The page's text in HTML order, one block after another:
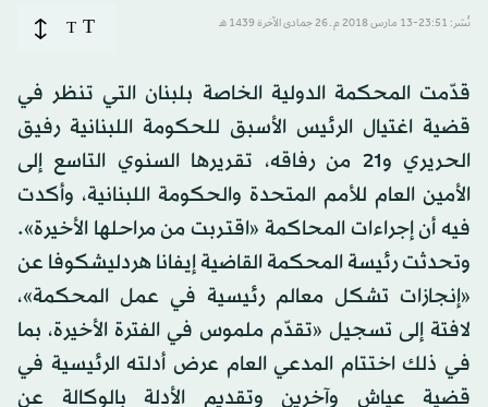
نُشر: 23:51-13 مارس 2018 م ـ 26 جمادى الآخرة 1439 هـ T
T
قدّمت المحكمة الدولية الخاصة بلبنان التي تنظر في
قضية اغتيال الرئيس الأسبق للحكومة اللبنانية رفيق
الحريري و21 من رفاقه، تقريرها السنوي التاسع إلى
الأمين العام للأمم المتحدة والحكومة اللبنانية، وأكدت
فيه أن إجراءات المحاكمة «اقتربت من مراحلها الأخيرة».
وتحدثت رئيسة المحكمة القاضية إيفانا هردليشكوفا عن
«إنجازات تشكل معالم رئيسية في عمل المحكمة»،
لافتة إلى تسجيل «تقدّم ملموس في الفترة الأخيرة، بما
في ذلك اختتام المدعي العام عرض أدلته الرئيسية في
قضية عياش وآخرين وتقديم الأدلة بالوكالة عن